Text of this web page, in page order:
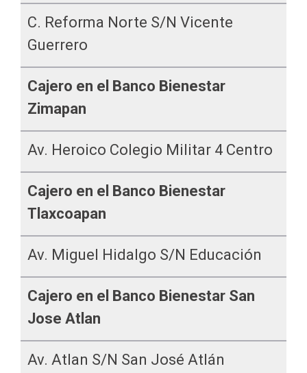
C. Reforma Norte S/n Vicente
Guerrero
Cajero en el Banco Bienestar
Zimapan
Av. Heroico Colegio Militar 4 Centro
Cajero en el Banco Bienestar
Tlaxcoapan
Av. Miguel Hidalgo S/n Educación
Cajero en el Banco Bienestar San
Jose Atlan
Av. Atlan S/n San José Atlán